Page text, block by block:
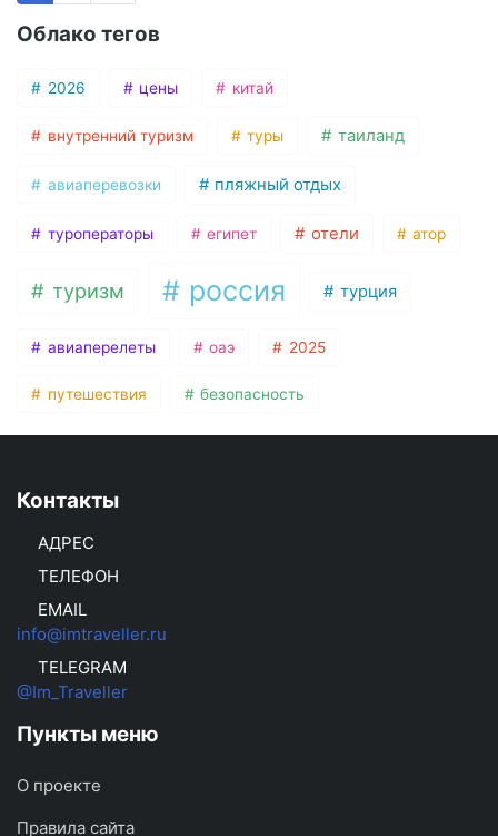
Облако тегов
2026 цены китай
внутренний туризм туры таиланд
авиаперевозки пляжный отдых
туроператоры египет отели атор
туризм россия турция
авиаперелеты оаэ 2025
путешествия безопасность
Контакты
АДРЕС
ТЕЛЕФОН
EMAIL
info@imtraveller.ru
TELEGRAM
@Im_Traveller
Пункты меню
О проекте
Правила сайта